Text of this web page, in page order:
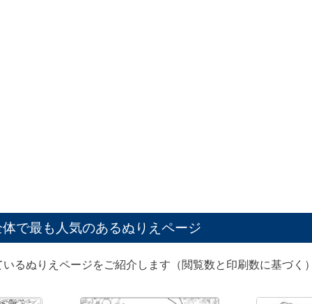
で最も人気のあるぬりえページ
るぬりえページをご紹介します（閲覧数と印刷数に基づく